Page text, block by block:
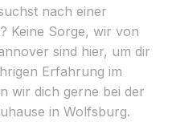
nach einer
Keine Sorge, wir von
sind hier, um dir
Erfahrung im
wir dich gerne bei der
in Wolfsburg.